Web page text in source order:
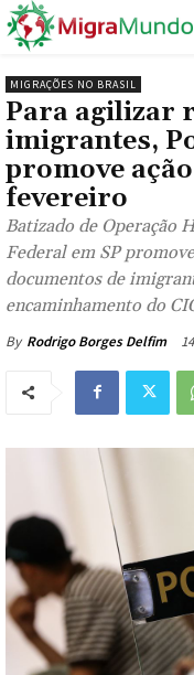
MIGRAÇÕES NO BRASIL
Para agilizar
imigrantes,
promove
fevereiro
Batizado de Operação
Federal em SP
documentos de
encaminhamento do
By Rodrigo Borges Delfim